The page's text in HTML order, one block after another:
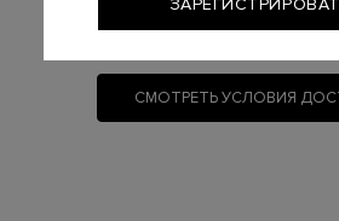
8 800 100-87-
СМОТРЕТЬ УСЛОВИЯ